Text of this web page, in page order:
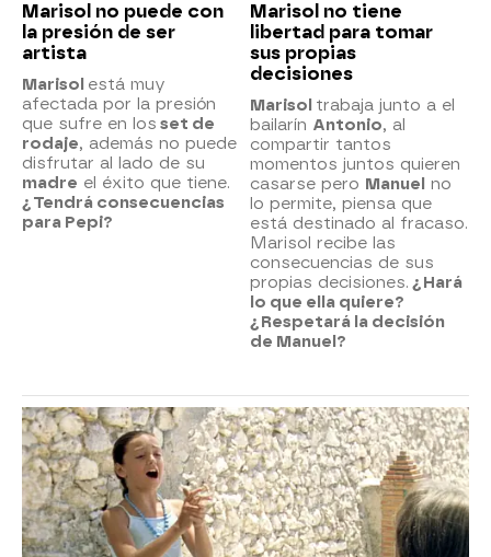
Marisol no puede con
la presión de ser
artista
Marisol está muy
afectada por la presión
que sufre en los set de
rodaje, además no puede
disfrutar al lado de su
madre el éxito que tiene.
¿Tendrá consecuencias
para Pepi?
Marisol no tiene
libertad para tomar
sus propias
decisiones
Marisol trabaja junto a el
bailarín Antonio, al
compartir tantos
momentos juntos quieren
casarse pero Manuel no
lo permite, piensa que
está destinado al fracaso.
Marisol recibe las
consecuencias de sus
propias decisiones. ¿Hará
lo que ella quiere?
¿Respetará la decisión
de Manuel?